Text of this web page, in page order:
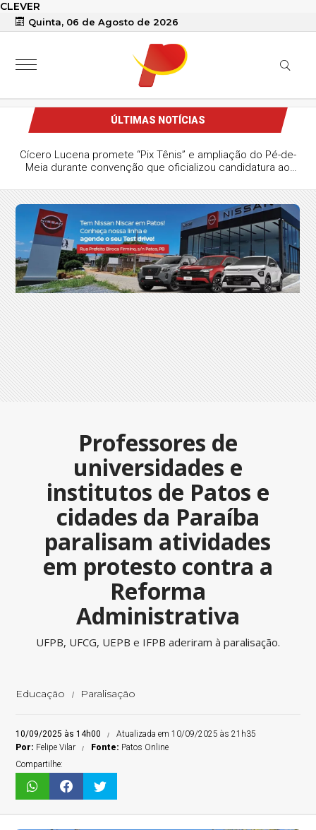
CLEVER
Quinta, 06 de Agosto de 2026
ÚLTIMAS NOTÍCIAS
Cícero Lucena promete “Pix Tênis” e ampliação do Pé-de-
Meia durante convenção que oficializou candidatura ao
Professores de
universidades e
institutos de Patos e
cidades da Paraíba
paralisam atividades
em protesto contra a
Reforma
Administrativa
UFPB, UFCG, UEPB e IFPB aderiram à paralisação.
Educação Paralisação
10/09/2025 às 14h00
Atualizada em 10/09/2025 às 21h35
Por: Felipe Vilar Fonte: Patos Online
Compartilhe: